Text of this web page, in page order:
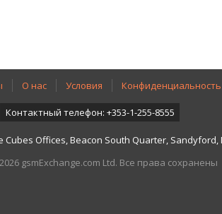
О нас Условия Конфиденциальность
Контактный телефон: +353-1-255-8555
Cubes Offices, Beacon South Quarter, Sandyford,
gsmExchange.com Ltd. Все права сохранены